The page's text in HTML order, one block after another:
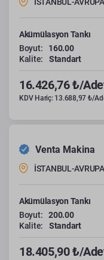
Akümülasyon Tankı
Boyut:
160.00
Kalite:
Standart
16.426,76 ₺/
KDV Hariç: 13.688,97 ₺/
Venta Makina
İSTANBUL-
Akümülasyon Tankı
Boyut:
200.00
Kalite:
Standart
18.405,90 ₺/